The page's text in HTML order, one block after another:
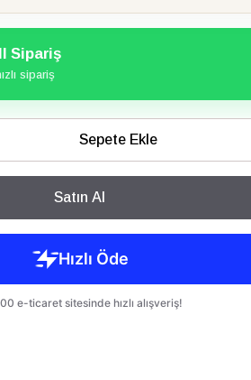
Sipariş
sipariş
Sepete Ekle
Satın Al